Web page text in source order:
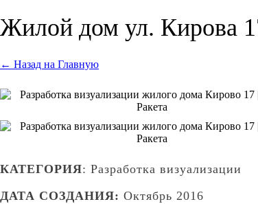
Жилой дом ул. Кирова
← Назад на Главную
КАТЕГОРИЯ: Разработка визуализации
ДАТА СОЗДАНИЯ: Октябрь 2016